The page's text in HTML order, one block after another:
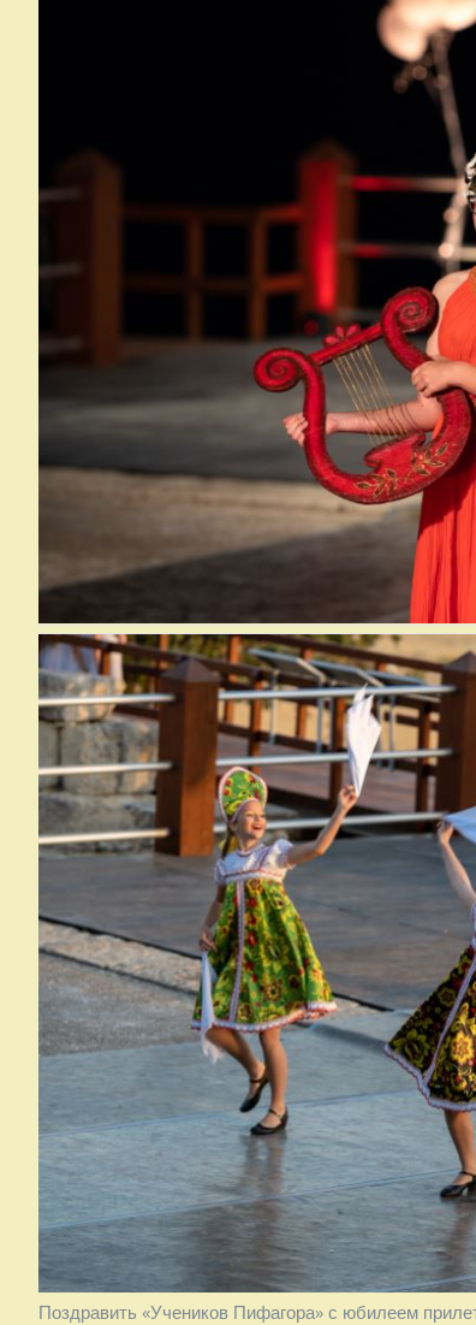
Поздравить «Учеников Пифагора» с юбилеем